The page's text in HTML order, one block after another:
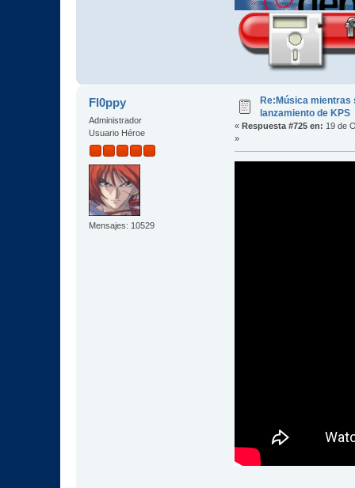
Fl0ppy
Administrador
Usuario Héroe
Mensajes: 10529
Re:Música mientras
lanzamiento de KPS
« Respuesta #725 en: 19 de
»